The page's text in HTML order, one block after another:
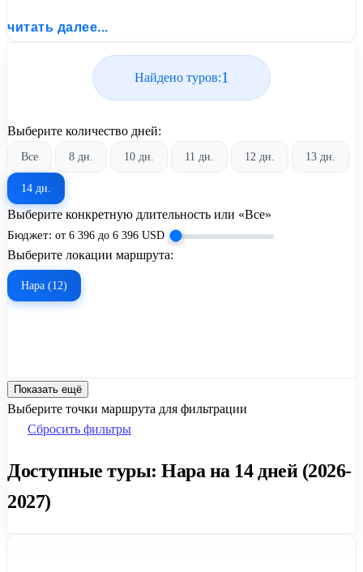
читать далее...
Найдено туров:1
Выберите количество дней:
Все 8 дн. 10 дн. 11 дн. 12 дн. 13 дн.
14 дн.
Выберите конкретную длительность или «Все»
Бюджет: от 6 396 до 6 396 USD
Выберите локации маршрута:
Нара (12)
Показать ещё
Выберите точки маршрута для фильтрации
Сбросить фильтры
Доступные туры: Нара на 14 дней (2026-
2027)